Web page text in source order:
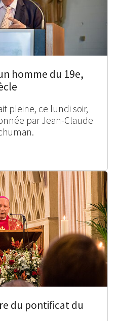
homme du 19e,
pleine, ce lundi soir,
par Jean-Claude
du pontificat du